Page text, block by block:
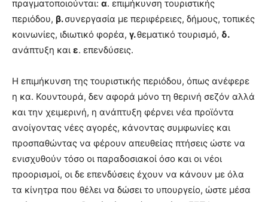
πραγματοποιούνται: α. επιμήκυνση τουριστικής
περιόδου, β.συνεργασία με περιφέρειες, δήμους, τοπικές
κοινωνίες, ιδιωτικό φορέα, γ.θεματικό τουρισμό, δ.
ανάπτυξη και ε. επενδύσεις.
Η επιμήκυνση της τουριστικής περιόδου, όπως ανέφερε
η κα. Κουντουρά, δεν αφορά μόνο τη θερινή σεζόν αλλά
και την χειμερινή, η ανάπτυξη φέρνει νέα προϊόντα
ανοίγοντας νέες αγορές, κάνοντας συμφωνίες και
προσπαθώντας να φέρουν απευθείας πτήσεις ώστε να
ενισχυθούν τόσο οι παραδοσιακοί όσο και οι νέοι
προορισμοί, οι δε επενδύσεις έχουν να κάνουν με όλα
τα κίνητρα που θέλει να δώσει το υπουργείο, ώστε μέσα